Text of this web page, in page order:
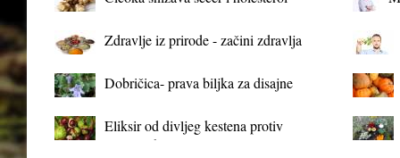
Zdravlje iz prirode - začini zdravlja
Dobričica- prava biljka za disajne
Eliksir od divljeg kestena protiv
proširenih vena